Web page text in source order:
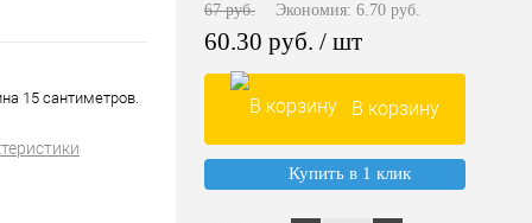
15 сантиметров.
67 руб. Экономия: 6.70 руб.
60.30 руб. / шт
В корзину
Купить в 1 клик